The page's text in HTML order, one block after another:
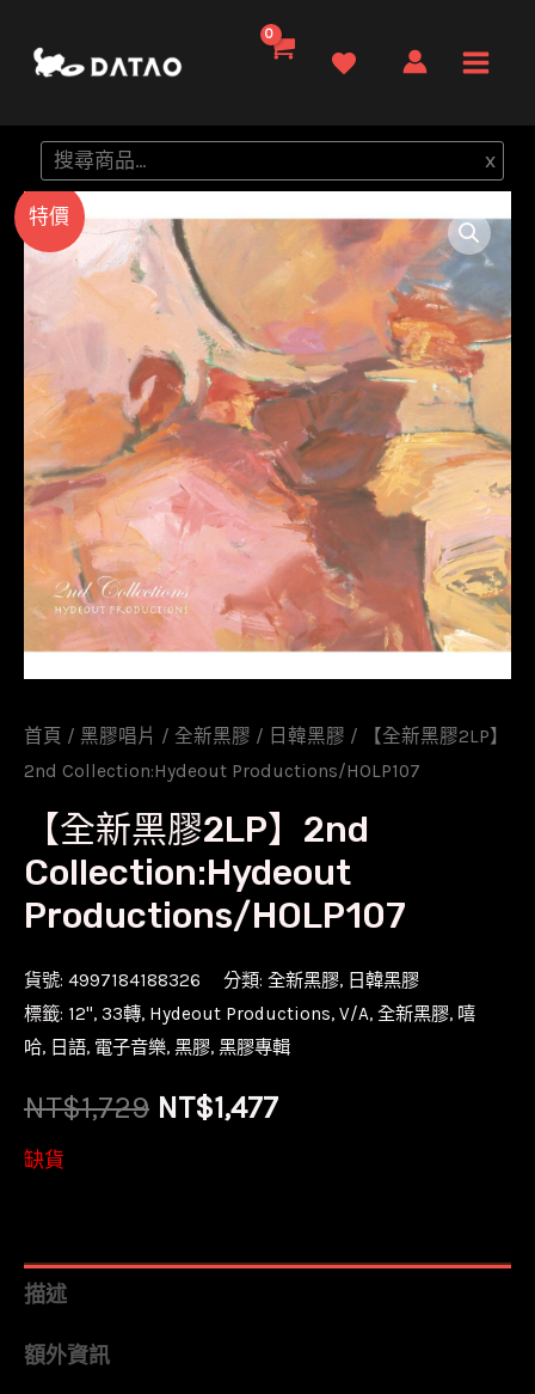
要
容
Menu
搜
尋
x
特價
首頁 / 黑膠唱片 / 全新黑膠 / 日韓黑膠 / 【全新黑膠2LP】
2nd Collection:Hydeout Productions/HOLP107
【全新黑膠2LP】2nd
Collection:Hydeout
Productions/HOLP107
貨號: 4997184188326 分類: 全新黑膠, 日韓黑膠
標籤: 12'', 33轉, Hydeout Productions, V/A, 全新黑膠, 嘻
哈, 日語, 電子音樂, 黑膠, 黑膠專輯
NT$1,729 原
格：
NT$1,477目
格：
缺貨
描述
額外資訊